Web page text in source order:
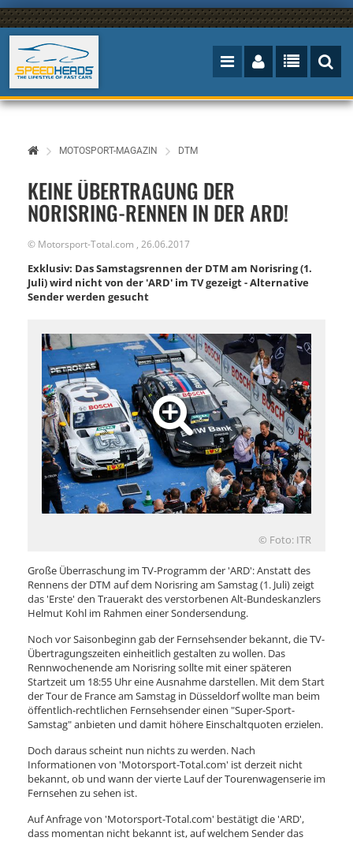
MOTOSPORT-MAGAZIN DTM
KEINE ÜBERTRAGUNG DER
NORISRING-RENNEN IN DER ARD!
© Motorsport-Total.com , 26.06.2017
Exklusiv: Das Samstagsrennen der DTM am Norisring (1.
Juli) wird nicht von der 'ARD' im TV gezeigt - Alternative
Sender werden gesucht
© Foto: ITR
Große Überraschung im TV-Programm der 'ARD': Anstatt des
Rennens der DTM auf dem Norisring am Samstag (1. Juli) zeigt
das 'Erste' den Trauerakt des verstorbenen Alt-Bundeskanzlers
Helmut Kohl im Rahmen einer Sondersendung.
Noch vor Saisonbeginn gab der Fernsehsender bekannt, die TV-
Übertragungszeiten einheitlich gestalten zu wollen. Das
Rennwochenende am Norisring sollte mit einer späteren
Startzeit um 18:55 Uhr eine Ausnahme darstellen. Mit dem Start
der Tour de France am Samstag in Düsseldorf wollte man beim
öffentlich-rechtlichen Fernsehsender einen "Super-Sport-
Samstag" anbieten und damit höhere Einschaltquoten erzielen.
Doch daraus scheint nun nichts zu werden. Nach
Informationen von 'Motorsport-Total.com' ist derzeit nicht
bekannt, ob und wann der vierte Lauf der Tourenwagenserie im
Fernsehen zu sehen ist.
Auf Anfrage von 'Motorsport-Total.com' bestätigt die 'ARD',
dass momentan nicht bekannt ist, auf welchem Sender das